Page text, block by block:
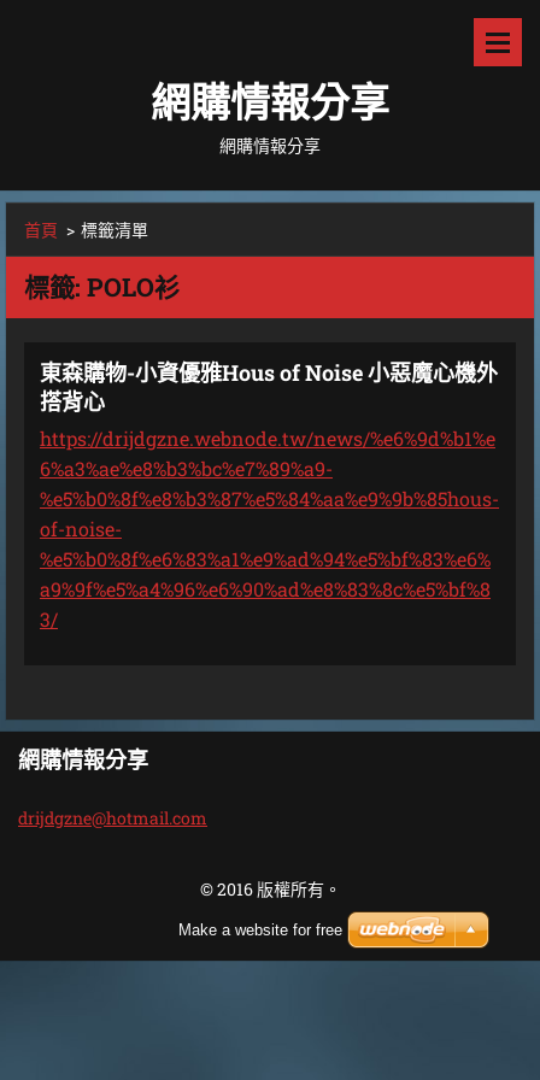
網購情報分享
網購情報分享
首頁 > 標籤清單
標籤: POLO衫
東森購物-小資優雅Hous of Noise 小惡魔心機外
搭背心
https://drijdgzne.webnode.tw/news/%e6%9d%b1%e
6%a3%ae%e8%b3%bc%e7%89%a9-
%e5%b0%8f%e8%b3%87%e5%84%aa%e9%9b%85hous-
of-noise-
%e5%b0%8f%e6%83%a1%e9%ad%94%e5%bf%83%e6%
a9%9f%e5%a4%96%e6%90%ad%e8%83%8c%e5%bf%8
3/
網購情報分享
drijdgzne@hotmail.com
© 2016 版權所有。
Make a website for free